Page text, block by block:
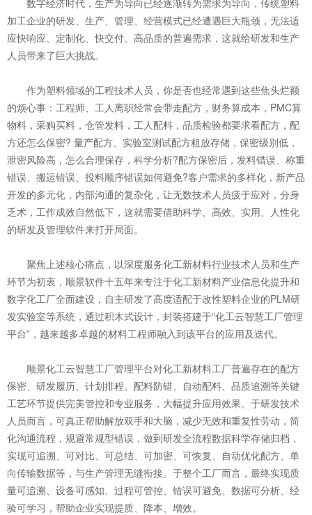
数字经济时代，生产为导向已经逐渐转为需求为导向，传统塑料
加工企业的研发、生产、管理、经营模式已经遭遇巨大瓶颈，无法适
应快响应、定制化、快交付、高品质的普遍需求，这就给研发和生产
人员带来了巨大挑战。
作为塑料领域的工程技术人员，你是否也经常遇到这些焦头烂额
的烦心事：工程师、工人离职经常会带走配方，财务算成本，PMC算
物料，采购买料，仓管发料，工人配料，品质检验都要求看配方，配
方还怎么保密? 量产配方、实验室测试配方粗放存储，保密级别低，
泄密风险高，怎么合理保存，科学分析?配方保密后，发料错误、称重
错误、搬运错误、投料顺序错误如何避免?客户需求的多样化，新产品
开发的多元化，内部沟通的复杂化，让无数技术人员疲于应对，分身
乏术，工作成效自然低下，这就需要借助科学、高效、实用、人性化
的研发及管理软件来打开局面。
聚焦上述核心痛点，以深度服务化工新材料行业技术人员和生产
环节为初衷，顺景软件十五年来专注于化工新材料产业信息化提升和
数字化工厂全面建设，自主研发了高度适配于改性塑料企业的PLM研
发实验室等系统，通过积木式设计，封装搭建于“化工云智慧工厂管理
平台”，越来越多卓越的材料工程师融入到该平台的应用及迭代。
顺景化工云智慧工厂管理平台对化工新材料工厂普遍存在的配方
保密、研发履历、计划排程、配料防错、自动配料、品质追溯等关键
工艺环节提供完美管控和专业服务，大幅提升应用效果。于研发技术
人员而言，可真正帮助解放双手和大脑，减少无效和重复性劳动，简
化沟通流程，规避常规型错误，做到研发全流程数据科学存储归档，
实现可追溯、可对比、可总结、可加密、可恢复、自动优化配方、单
向传输数据等，与生产管理无缝衔接。于整个工厂而言，最终实现质
量可追溯、设备可感知、过程可管控、错误可避免、数据可分析、经
验可学习，帮助企业实现提质、降本、增效。